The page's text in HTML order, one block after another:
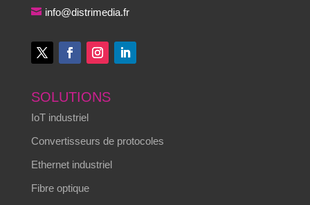
info@distrimedia.fr
SOLUTIONS
IoT industriel
Convertisseurs de protocoles
Ethernet industriel
Fibre optique